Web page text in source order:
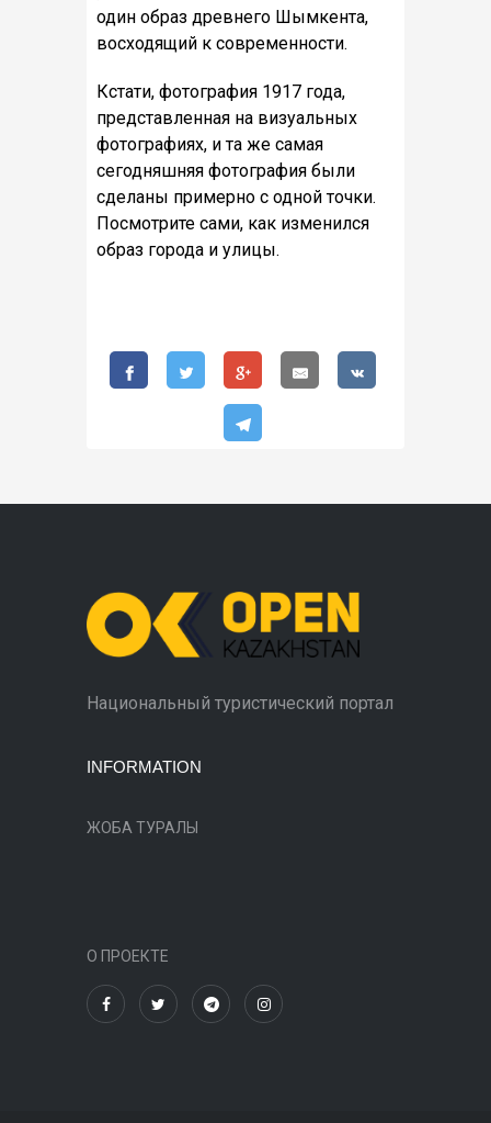
один образ древнего Шымкента,
восходящий к современности.
Кстати, фотография 1917 года,
представленная на визуальных
фотографиях, и та же самая
сегодняшняя фотография были
сделаны примерно с одной точки.
Посмотрите сами, как изменился
образ города и улицы.
Национальный туристический портал
INFORMATION
ЖОБА ТУРАЛЫ
О ПРОЕКТЕ